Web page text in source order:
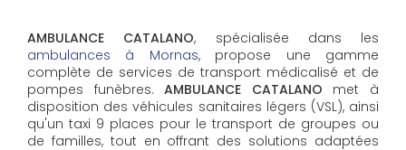
AMBULANCE CATALANO, spécialisée dans les
ambulances à Mornas, propose une gamme
complète de services de transport médicalisé et de
pompes funèbres.AMBULANCE CATALANO met à
disposition des véhicules sanitaires légers (VSL), ainsi
qu'un taxi 9 places pour le transport de groupes ou
de familles, tout en offrant des solutions adaptées